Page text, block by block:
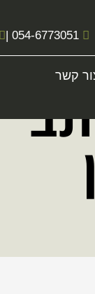
|054-6773051
קשר